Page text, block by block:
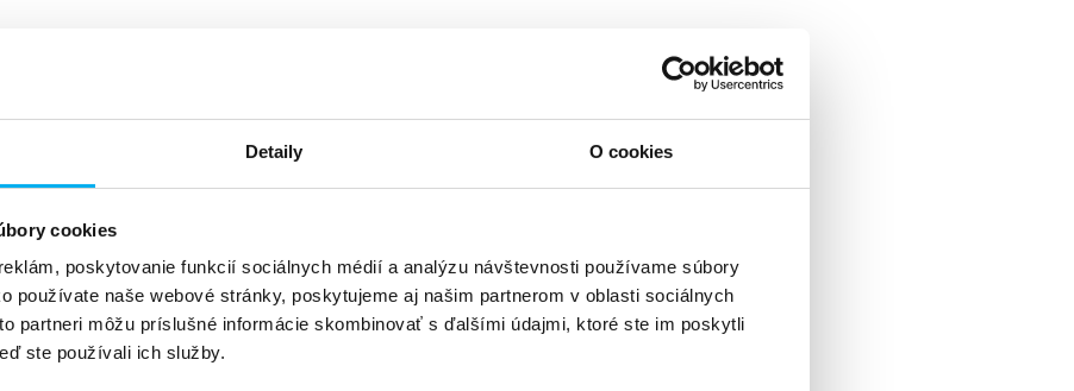
Detaily O cookies
cookies
poskytovanie funkcií sociálnych médií a analýzu návštevnosti používame súbory
používate naše webové stránky, poskytujeme aj našim partnerom v oblasti sociálnych
partneri môžu príslušné informácie skombinovať s ďalšími údajmi, ktoré ste im poskytli
ste používali ich služby.